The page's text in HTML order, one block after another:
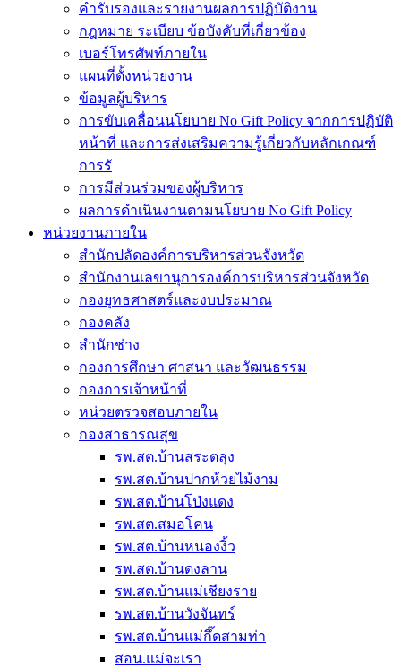
คำรับรองและรายงานผลการปฏิบัติงาน
กฎหมาย ระเบียบ ข้อบังคับที่เกี่ยวข้อง
เบอร์โทรศัพท์ภายใน
แผนที่ตั้งหน่วยงาน
ข้อมูลผู้บริหาร
การขับเคลื่อนนโยบาย No Gift Policy จากการปฏิบัติ
หน้าที่ และการส่งเสริมความรู้เกี่ยวกับหลักเกณฑ์
การรั
การมีส่วนร่วมของผู้บริหาร
ผลการดำเนินงานตามนโยบาย No Gift Policy
หน่วยงานภายใน
สำนักปลัดองค์การบริหารส่วนจังหวัด
สำนักงานเลขานุการองค์การบริหารส่วนจังหวัด
กองยุทธศาสตร์และงบประมาณ
กองคลัง
สำนักช่าง
กองการศึกษา ศาสนา และวัฒนธรรม
กองการเจ้าหน้าที่
หน่วยตรวจสอบภายใน
กองสาธารณสุข
รพ.สต.บ้านสระตลุง
รพ.สต.บ้านปากห้วยไม้งาม
รพ.สต.บ้านโป่งแดง
รพ.สต.สมอโคน
รพ.สต.บ้านหนองงิ้ว
รพ.สต.บ้านดงลาน
รพ.สต.บ้านแม่เชียงราย
รพ.สต.บ้านวังจันทร์
รพ.สต.บ้านแม่กึ๊ดสามท่า
สอน.แม่จะเรา